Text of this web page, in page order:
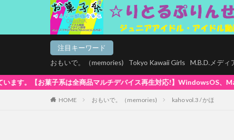
注目キーワード
おもいで。（memories)
Tokyo Kawaii Girls M.B.D.メディ
ルチデバイス再生対応!】WindowsOS、Mac、スマホ(iPhone /
HOME おもいで。（memories) kaho vol.3 / かほ